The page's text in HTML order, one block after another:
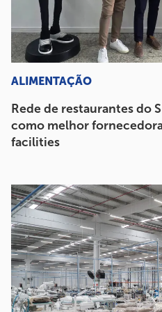
ALIMENTAÇÃO
Rede de restaurantes do
como melhor fornecedora
facilities